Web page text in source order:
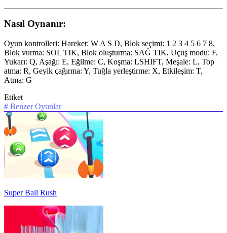
Nasıl Oynanır:
Oyun kontrolleri: Hareket: W A S D, Blok seçimi: 1 2 3 4 5 6 7 8,
Blok vurma: SOL TIK, Blok oluşturma: SAĞ TIK, Uçuş modu: F,
Yukarı: Q, Aşağı: E, Eğilme: C, Koşma: LSHIFT, Meşale: L, Top
atma: R, Geyik çağırma: Y, Tuğla yerleştirme: X, Etkileşim: T,
Atma: G
Etiket
# Benzer Oyunlar
Super Ball Rush